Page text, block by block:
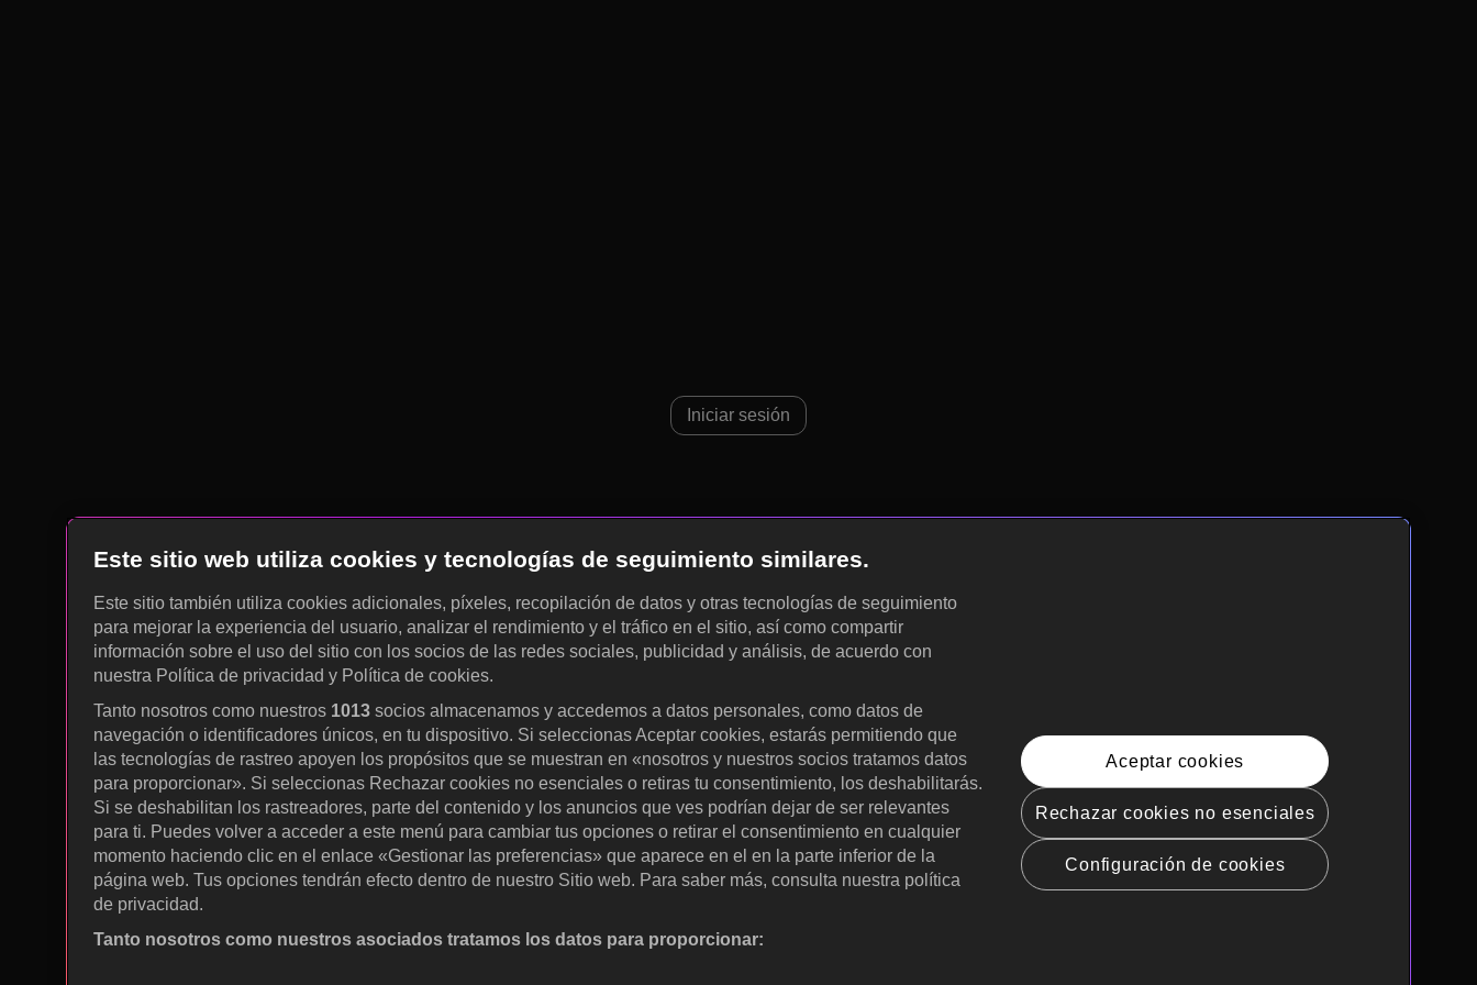
Iniciar sesión
Este sitio web utiliza cookies y tecnologías de seguimiento similares.
Este sitio también utiliza cookies adicionales, píxeles, recopilación de datos y otras tecnologías de seguimiento
para mejorar la experiencia del usuario, analizar el rendimiento y el tráfico en el sitio, así como compartir
información sobre el uso del sitio con los socios de las redes sociales, publicidad y análisis, de acuerdo con
nuestra Política de privacidad y Política de cookies.
Tanto nosotros como nuestros 1013 socios almacenamos y accedemos a datos personales, como datos de
navegación o identificadores únicos, en tu dispositivo. Si seleccionas Aceptar cookies, estarás permitiendo que
las tecnologías de rastreo apoyen los propósitos que se muestran en «nosotros y nuestros socios tratamos datos
para proporcionar». Si seleccionas Rechazar cookies no esenciales o retiras tu consentimiento, los deshabilitarás.
Si se deshabilitan los rastreadores, parte del contenido y los anuncios que ves podrían dejar de ser relevantes
para ti. Puedes volver a acceder a este menú para cambiar tus opciones o retirar el consentimiento en cualquier
momento haciendo clic en el enlace «Gestionar las preferencias» que aparece en el en la parte inferior de la
página web. Tus opciones tendrán efecto dentro de nuestro Sitio web. Para saber más, consulta nuestra política
de privacidad.
Tanto nosotros como nuestros asociados tratamos los datos para proporcionar:
Aceptar cookies
Rechazar cookies no esenciales
Configuración de cookies